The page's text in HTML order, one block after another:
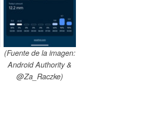
(Fuente de la imagen:
Android Authority &
@Za_Raczke)